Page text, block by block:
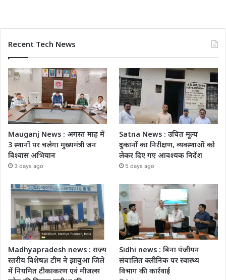
Recent Tech News
Mauganj News : अगस्त माह में
3 स्थानों पर चलेगा मुख्यमंत्री जन
विश्वास अभियान
3 days ago
Satna News : उचित मूल्य
दुकानों का निरीक्षण, व्यवस्थाओं को
लेकर दिए गए आवश्यक निर्देश
5 days ago
Madhyapradesh news : राज्य
स्तरीय विशेषज्ञ टीम ने झाबुआ जिले
में नियमित टीकाकरण एवं मीजल्स
Sidhi news : बिना पंजीयन
संचालित क्लीनिक पर स्वास्थ्य
विभाग की कार्रवाई